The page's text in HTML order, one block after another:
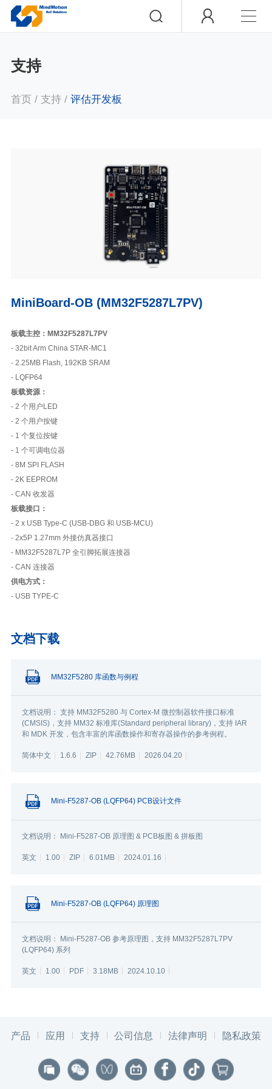
支持
首页 / 支持 / 评估开发板
MiniBoard-OB (MM32F5287L7PV)
板载主控：MM32F5287L7PV
- 32bit Arm China STAR-MC1
- 2.25MB Flash, 192KB SRAM
- LQFP64
板载资源：
- 2 个用户LED
- 2 个用户按键
- 1 个复位按键
- 1 个可调电位器
- 8M SPI FLASH
- 2K EEPROM
- CAN 收发器
板载接口：
- 2 x USB Type-C (USB-DBG 和 USB-MCU)
- 2x5P 1.27mm 外接仿真器接口
- MM32F5287L7P 全引脚拓展连接器
- CAN 连接器
供电方式：
- USB TYPE-C
文档下载
MM32F5280 库函数与例程
文档说明： 支持 MM32F5280 与 Cortex-M 微控制器软件接口标准
(CMSIS)，支持 MM32 标准库(Standard peripheral library)，支持 IAR
和 MDK 开发，包含丰富的库函数操作和寄存器操作的参考例程。
简体中文 1.6.6 ZIP 42.76MB 2026.04.20
Mini-F5287-OB (LQFP64) PCB设计文件
文档说明： Mini-F5287-OB 原理图 & PCB板图 & 拼板图
英文 1.00 ZIP 6.01MB 2024.01.16
Mini-F5287-OB (LQFP64) 原理图
文档说明： Mini-F5287-OB 参考原理图，支持 MM32F5287L7PV
(LQFP64) 系列
英文 1.00 PDF 3.18MB 2024.10.10
产品 应用 支持 公司信息 法律声明 隐私政策